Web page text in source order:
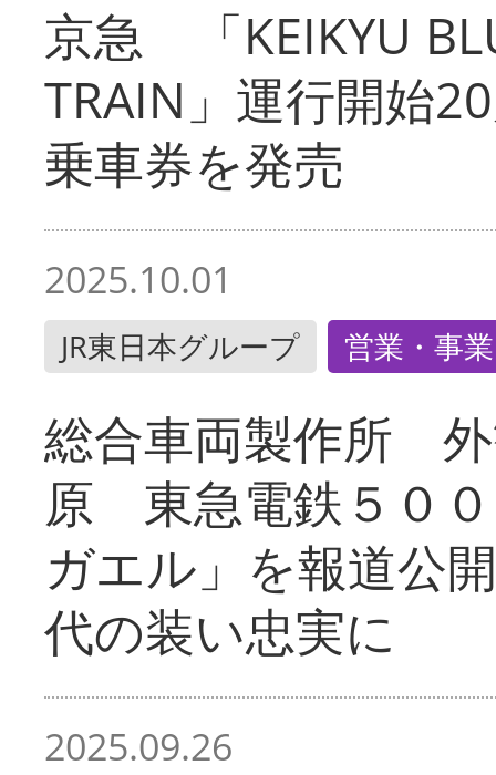
京急 「KEIKYU
TRAIN」運行開始
乗車券を発売
2025.10.01
JR東日本グループ 営業・事
総合車両製作所
原 東急電鉄５０
ガエル」を報道公
代の装い忠実に
2025.09.26